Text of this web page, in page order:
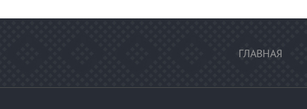
ГЛАВНАЯ